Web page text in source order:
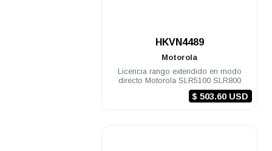
HKVN4489
Motorola
Licencia rango extendido en modo
directo Motorola SLR5100 SLR800
$ 503.60 USD